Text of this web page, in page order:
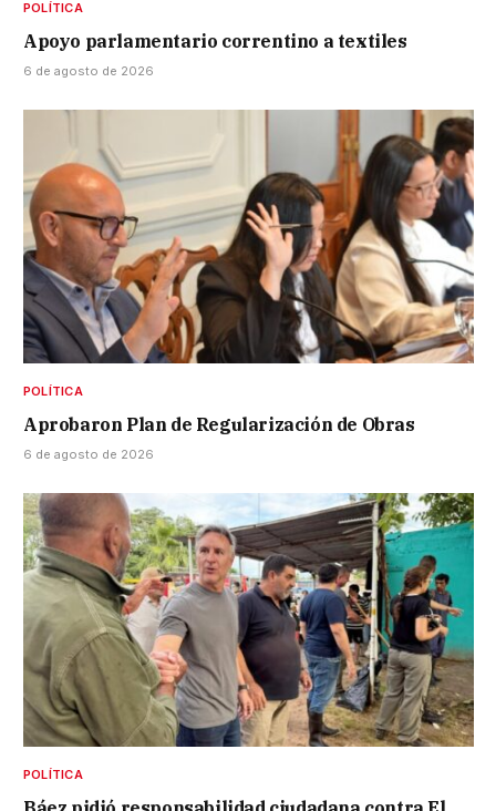
POLÍTICA
Apoyo parlamentario correntino a textiles
6 de agosto de 2026
POLÍTICA
Aprobaron Plan de Regularización de Obras
6 de agosto de 2026
POLÍTICA